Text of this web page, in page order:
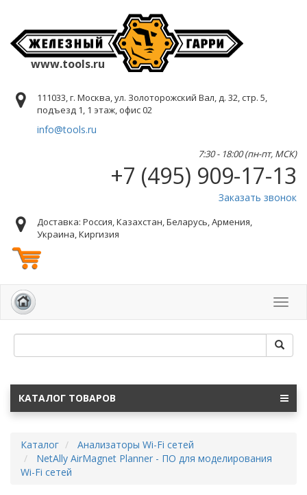
www.tools.ru
111033, г. Москва, ул. Золоторожский Вал, д. 32, стр. 5,
подъезд 1, 1 этаж, офис 02
info@tools.ru
7:30 - 18:00 (пн-пт, МСК)
+7 (495) 909-17-13
Заказать звонок
Доставка: Россия, Казахстан, Беларусь, Армения,
Украина, Киргизия
КАТАЛОГ ТОВАРОВ
Каталог
Анализаторы Wi-Fi сетей
NetAlly AirMagnet Planner - ПО для моделирования
Wi-Fi сетей